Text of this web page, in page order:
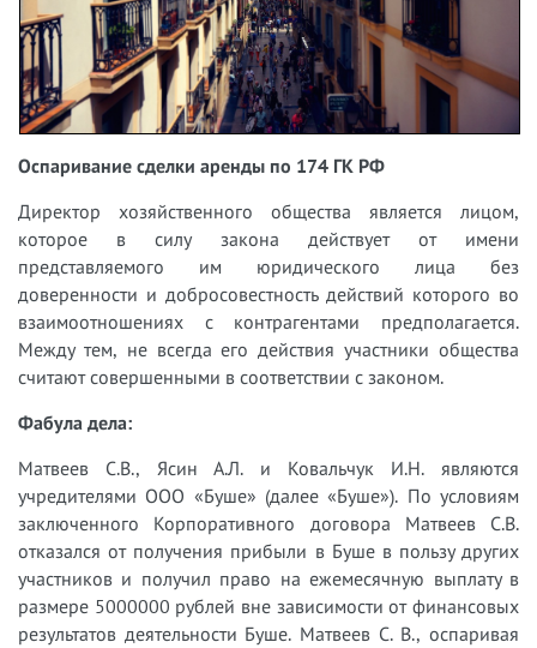
Оспаривание сделки аренды по 174 ГК РФ
Директор хозяйственного общества является лицом,
которое в силу закона действует от имени
представляемого им юридического лица без
доверенности и добросовестность действий которого во
взаимоотношениях с контрагентами предполагается.
Между тем, не всегда его действия участники общества
считают совершенными в соответствии с законом.
Фабула дела:
Матвеев С.В., Ясин А.Л. и Ковальчук И.Н. являются
учредителями ООО «Буше» (далее «Буше»). По условиям
заключенного Корпоративного договора МатвеевС.В.
отказался от получения прибыли вБуше в пользу других
участников и получил право на ежемесячную выплату в
размере 5000000 рублей вне зависимости от финансовых
результатов деятельности Буше. Матвеев С. В., оспаривая